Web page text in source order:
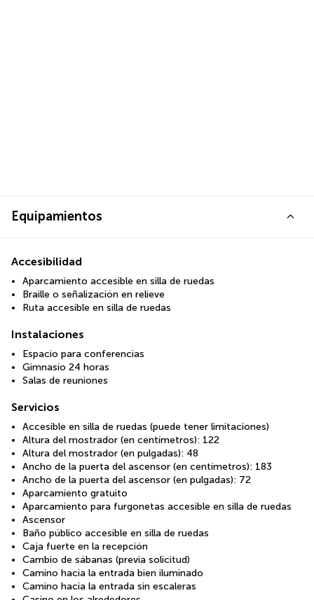
Equipamientos
Accesibilidad
Aparcamiento accesible en silla de ruedas
Braille o señalización en relieve
Ruta accesible en silla de ruedas
Instalaciones
Espacio para conferencias
Gimnasio 24 horas
Salas de reuniones
Servicios
Accesible en silla de ruedas (puede tener limitaciones)
Altura del mostrador (en centímetros): 122
Altura del mostrador (en pulgadas): 48
Ancho de la puerta del ascensor (en centímetros): 183
Ancho de la puerta del ascensor (en pulgadas): 72
Aparcamiento gratuito
Aparcamiento para furgonetas accesible en silla de ruedas
Ascensor
Baño público accesible en silla de ruedas
Caja fuerte en la recepción
Cambio de sábanas (previa solicitud)
Camino hacia la entrada bien iluminado
Camino hacia la entrada sin escaleras